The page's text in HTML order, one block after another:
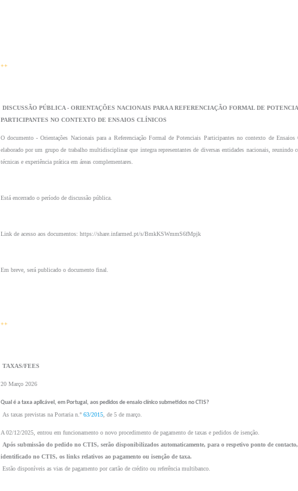
++
PARTICIPANTES NO CONTEXTO DE ENSAIOS CLÍNICOS
O documento - Orientações Nacionais para a Referenciação Formal de Potenciais Participantes no contexto de
elaborado por um grupo de trabalho multidisciplinar que integra representantes de diversas entidades nacionais, reunindo
técnicas e experiência prática em áreas complementares.
Está encerrado o período de discussão pública.
Link de acesso aos documentos: https://share.infarmed.pt/s/BmkKSWmmS6fMpjk
Em breve, será publicado o documento final.
++
TAXAS/FEES
20 Março 2026
Qual é a taxa aplicável, em Portugal, aos pedidos de ensaio clínico submetidos no CTIS?
As taxas previstas na Portaria n.º 63/2015, de 5 de março.
A 02/12/2025, entrou em funcionamento o novo procedimento de pagamento de taxas e pedidos de isenção.
Após submissão do pedido no CTIS, serão disponibilizados automaticamente, para o respetivo ponto de contacto,
identificado no CTIS, os links relativos ao pagamento ou isenção de taxa.
Estão disponíveis as vias de pagamento por cartão de crédito ou referência multibanco.